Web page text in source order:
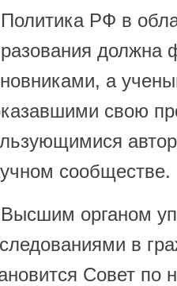
РФ в
должна
а
свою
сообществе.
органом
в
Совет по